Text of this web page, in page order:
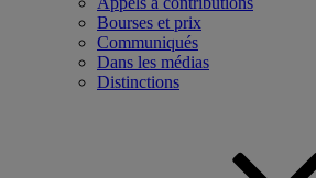
Bourses et prix
Communiqués
Dans les médias
Distinctions